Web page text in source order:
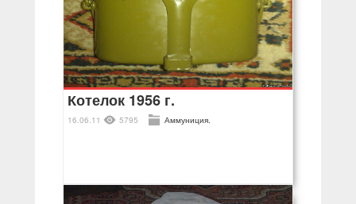
Котелок 1956 г.
16.06.11 5795 Аммуниция.